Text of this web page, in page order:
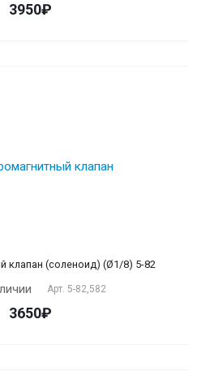
3950₽
клапан (соленоид) (Ø1/8) 5-82
Арт. 5-82,582
3650₽